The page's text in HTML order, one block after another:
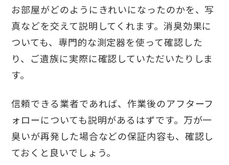
お部屋がどのようにきれいになったのかを、写
真などを交えて説明してくれます。消臭効果に
ついても、専門的な測定器を使って確認した
り、ご遺族に実際に確認していただいたりしま
す。
信頼できる業者であれば、作業後のアフターフ
ォローについても説明があるはずです。万が一
臭いが再発した場合などの保証内容も、確認し
ておくと良いでしょう。